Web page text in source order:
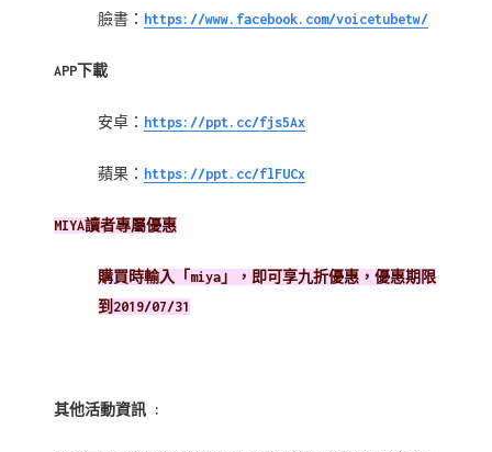
臉書： https://www.facebook.com/voicetubetw/
APP下載
安卓： https://ppt.cc/fjs5Ax
蘋果： https://ppt.cc/flFUCx
MIYA讀者專屬優惠
購買時輸入「miya」，即可享九折優惠，優惠期限
到2019/07/31
其他活動資訊 :